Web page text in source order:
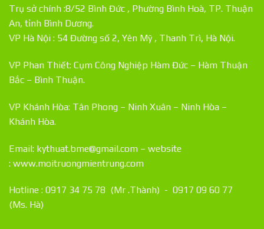
Trụ sở chính :8/52 Bình Đức , Phường Bình Hoà, TP. Thuận
An, tỉnh Bình Dương.
VP Hà Nội : 54 Đường số 2, Yên Mỹ , Thanh Trì, Hà Nội.
VP Phan Thiết: Cụm Công Nghiệp Hàm Đức – Hàm Thuận
Bắc – Bình Thuận.
VP Khánh Hòa: Tân Phong – Ninh Xuân – Ninh Hòa –
Khánh Hòa.
Email: kythuat.bme@gmail.com – website
: www.moitruongmientrung.com
Hotline : 0917 34 75 78 (Mr .Thành) - 0917 09 60 77
(Ms. Hà)